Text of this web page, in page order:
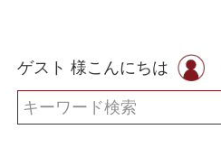
ゲスト 様こんにちは